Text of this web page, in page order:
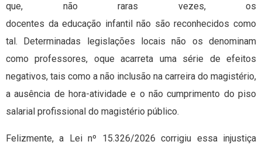
que, não raras vezes, os
docentes da educação infantil não são reconhecidos como
tal. Determinadas legislações locais não os denominam
como professores, oque acarreta uma série de efeitos
negativos, tais como a não inclusão na carreira do magistério,
a ausência de hora-atividade e o não cumprimento do piso
salarial profissional do magistério público.
Felizmente, a Lei nº 15.326/2026 corrigiu essa injustiça